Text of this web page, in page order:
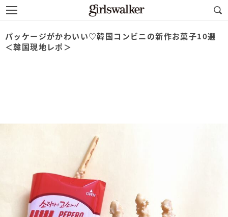
パッケージがかわいい♡韓国コンビニの新作お菓子10選
＜韓国現地レポ＞